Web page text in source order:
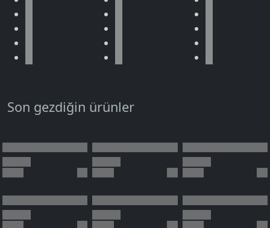
Son gezdiğin ürünler